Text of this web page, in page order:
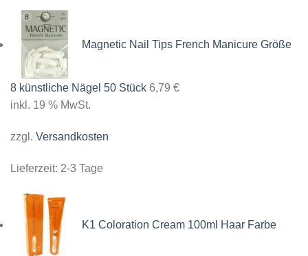
Magnetic Nail Tips French Manicure Größe
8 künstliche Nägel 50 Stück 6,79 €
inkl. 19 % MwSt.
zzgl. Versandkosten
Lieferzeit: 2-3 Tage
K1 Coloration Cream 100ml Haar Farbe